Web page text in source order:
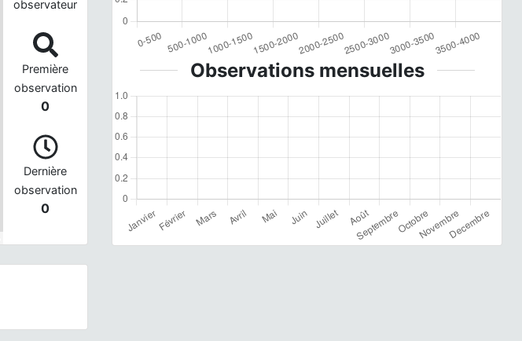
observateur
Première
observation
0
Dernière
observation
0
Observations mensuelles